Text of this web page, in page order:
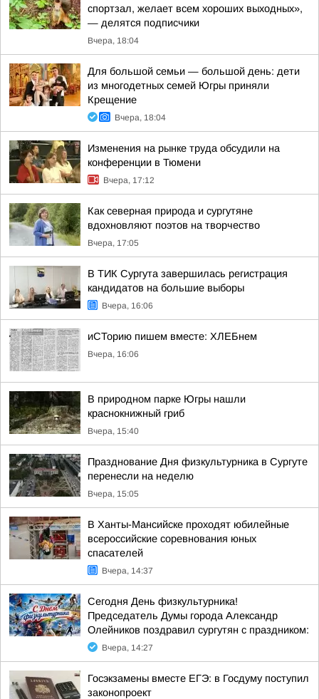
спортзал, желает всем хороших выходных»,
— делятся подписчики
Вчера, 18:04
Для большой семьи — большой день: дети
из многодетных семей Югры приняли
Крещение
Вчера, 18:04
Изменения на рынке труда обсудили на
конференции в Тюмени
Вчера, 17:12
Как северная природа и сургутяне
вдохновляют поэтов на творчество
Вчера, 17:05
В ТИК Сургута завершилась регистрация
кандидатов на большие выборы
Вчера, 16:06
иСТорию пишем вместе: ХЛЕБнем
Вчера, 16:06
В природном парке Югры нашли
краснокнижный гриб
Вчера, 15:40
Празднование Дня физкультурника в Сургуте
перенесли на неделю
Вчера, 15:05
В Ханты-Мансийске проходят юбилейные
всероссийские соревнования юных
спасателей
Вчера, 14:37
Сегодня День физкультурника!
Председатель Думы города Александр
Олейников поздравил сургутян с праздником:
Вчера, 14:27
Госэкзамены вместе ЕГЭ: в Госдуму поступил
законопроект